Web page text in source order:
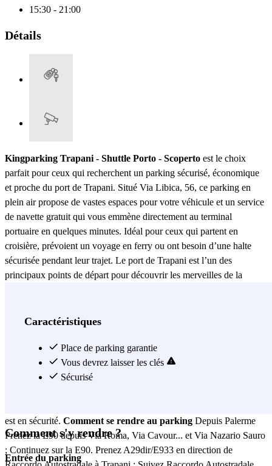
15:30 - 21:00
Détails
Kingparking Trapani - Shuttle Porto - Scoperto est le choix
parfait pour ceux qui recherchent un parking sécurisé, économique
et proche du port de Trapani. Situé Via Libica, 56, ce parking en
plein air propose de vastes espaces pour votre véhicule et un service
de navette gratuit qui vous emmène directement au terminal
portuaire en quelques minutes. Idéal pour ceux qui partent en
croisière, prévoient un voyage en ferry ou ont besoin d’une halte
sécurisée pendant leur trajet. Le port de Trapani est l’un des
principaux points de départ pour découvrir les merveilles de la
Malte et d’autres lieux du sud de l’Italie. C’est aussi un point de
Lo Capo, Erice et Marsala, ce qui en fait un choix idéal pour les
touristes et les voyageurs. Réserver une place de parking chez
Kingparking Trapani
est en sécurité. Comment se rendre au parking Depuis Palerme
Prenez la E90 depuis Via Roma, Via Cavour... et Via Nazario Sauro
; Continuez sur la E90. Prenez A29dir/E933 en direction de
Caractéristiques
Place de parking garantie
Vous devrez laisser les clés
Sécurisé
Comment s'y rendre ?
Entrée du parking